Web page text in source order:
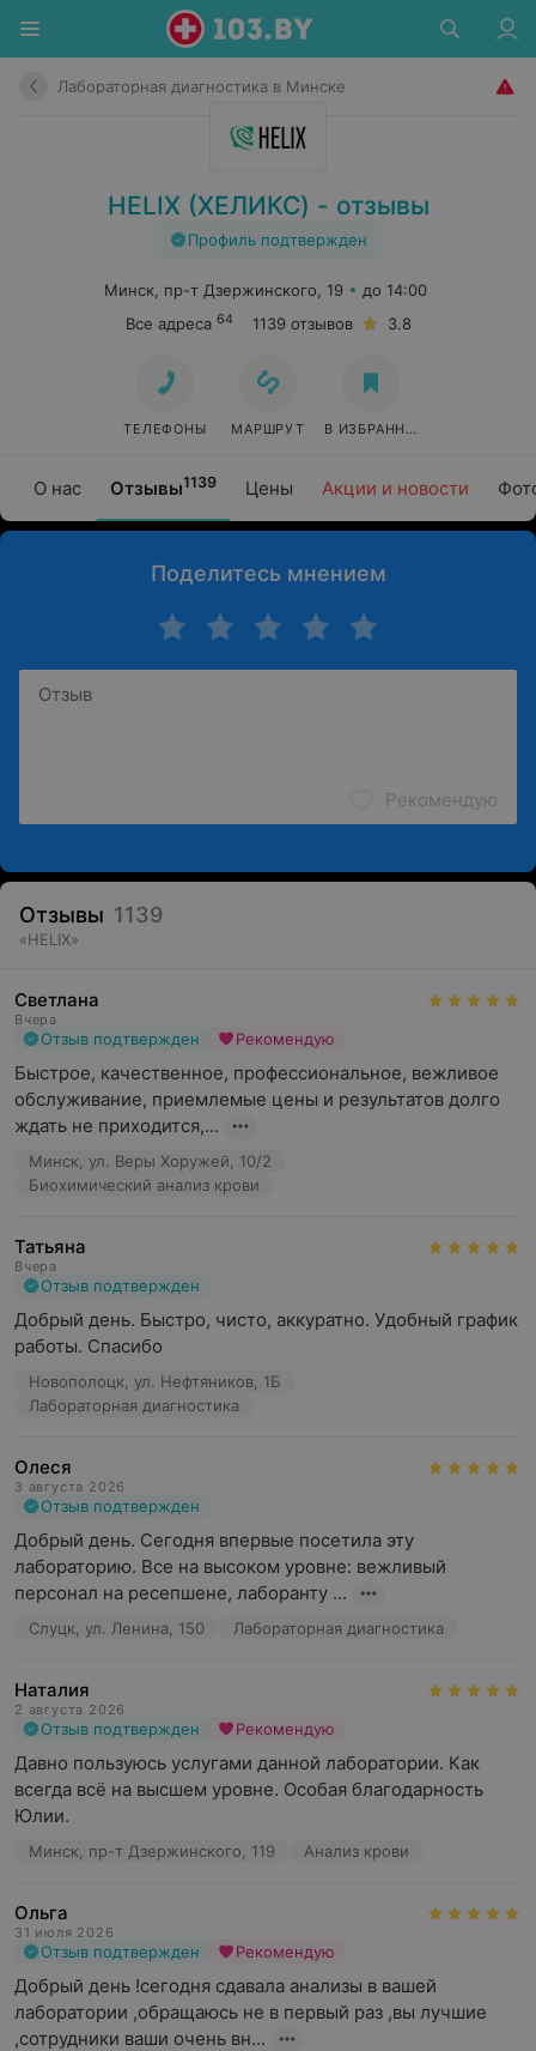
Лабораторная диагностика в Минске
HELIX (ХЕЛИКС) - отзывы
Профиль подтвержден
О нас Отзывы1139 Цены Акции и новости
Минск, пр-т Дзержинского, 19
до 14:00
Все адреса 64 1139 отзывов 3.8
ТЕЛЕФОНЫ МАРШРУТ В ИЗБРАННОЕ
Поделитесь мнением
Рекомендую
Отзывы 1139
«HELIX»
Светлана
Вчера
Отзыв подтвержден Рекомендую
Быстрое, качественное, профессиональное, вежливое
обслуживание, приемлемые цены и результатов долго
ждать не приходится,...
Минск, ул. Веры Хоружей, 10/2
Биохимический анализ крови
Татьяна
Вчера
Отзыв подтвержден
Добрый день. Быстро, чисто, аккуратно. Удобный график
работы. Спасибо
Новополоцк, ул. Нефтяников, 1Б
Лабораторная диагностика
Олеся
3 августа 2026
Отзыв подтвержден
Добрый день. Сегодня впервые посетила эту
лабораторию. Все на высоком уровне: вежливый
персонал на ресепшене, лаборанту ...
Слуцк, ул. Ленина, 150 Лабораторная диагностика
Наталия
2 августа 2026
Отзыв подтвержден Рекомендую
Давно пользуюсь услугами данной лаборатории. Как
всегда всё на высшем уровне. Особая благодарность
Юлии.
Минск, пр-т Дзержинского, 119 Анализ крови
Ольга
31 июля 2026
Отзыв подтвержден Рекомендую
Добрый день !сегодня сдавала анализы в вашей
лаборатории ,обращаюсь не в первый раз ,вы лучшие
,сотрудники ваши очень вн...